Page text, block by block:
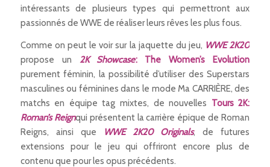
intéressants de plusieurs types qui permettront aux
passionnés de WWE de réaliser leurs rêves les plus fous.
Comme on peut le voir sur la jaquette du jeu, WWE 2K20
propose un 2K Showcase: The Women’s Evolution
purement féminin, la possibilité d’utiliser des Superstars
masculines ou féminines dans le mode Ma CARRIÈRE, des
matchs en équipe tag mixtes, de nouvelles Tours 2K:
Roman’s Reignqui présentent la carrière épique de Roman
Reigns, ainsi que
WWE 2K20 Originals, de futures
extensions pour le jeu qui offriront encore plus de
contenu que pour les opus précédents.